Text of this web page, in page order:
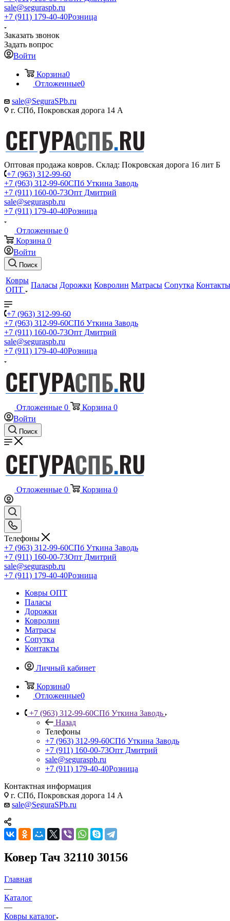
sale@seguraspb.ru
+7 (911) 179-40-40Розница
Заказать звонок
Задать вопрос
Войти
Корзина0
Отложенные0
sale@SeguraSPb.ru
г. СПб, Покровская дорога 14 А
Оптовая продажа ковров. Склад: Покровская дорога 16 лит Б
+7 (963) 312-99-60
+7 (963) 312-99-60СПб Уткина Заводь
+7 (911) 160-00-73Опт Дмитрий
sale@seguraspb.ru
+7 (911) 179-40-40Розница
Отложенные 0
Корзина 0
Войти
Поиск
Ковры
ОПТ
Паласы Дорожки Ковролин Матрасы Сопутка Контакты
+7 (963) 312-99-60
+7 (963) 312-99-60СПб Уткина Заводь
+7 (911) 160-00-73Опт Дмитрий
sale@seguraspb.ru
+7 (911) 179-40-40Розница
Отложенные 0 Корзина 0
Войти
Поиск
Отложенные 0 Корзина 0
Телефоны
+7 (963) 312-99-60СПб Уткина Заводь
+7 (911) 160-00-73Опт Дмитрий
sale@seguraspb.ru
+7 (911) 179-40-40Розница
Ковры ОПТ
Паласы
Дорожки
Ковролин
Матрасы
Сопутка
Контакты
Личный кабинет
Корзина0
Отложенные0
+7 (963) 312-99-60СПб Уткина Заводь
Назад
Телефоны
+7 (963) 312-99-60СПб Уткина Заводь
+7 (911) 160-00-73Опт Дмитрий
sale@seguraspb.ru
+7 (911) 179-40-40Розница
Контактная информация
г. СПб, Покровская дорога 14 А
sale@SeguraSPb.ru
Ковер Тач 32110 30156
Главная
—
Каталог
—
Ковры каталог